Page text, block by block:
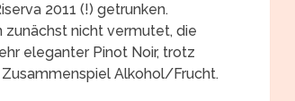
2011 (!) getrunken.
zunächst nicht vermutet, die
eleganter Pinot Noir, trotz
Alkohol/Frucht.